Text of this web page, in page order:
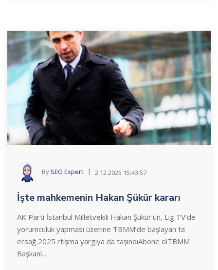
By SEO Expert 2.12.2025 15:43:57
İşte mahkemenin Hakan Şükür kararı
AK Parti İstanbul Milletvekili Hakan Şükür’ün, Lig TV’de
yorumculuk yapması üzerine TBMM’de başlayan ta
ersağ 2025 rtışma yargıya da taşındıAbone olTBMM
Başkanl...